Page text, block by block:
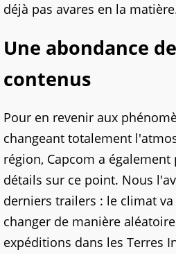
déjà pas avares en la
Une abondance
contenus
Pour en revenir aux
changeant totalement
région, Capcom a
détails sur ce point. Nous
derniers trailers : le climat
changer de manière
expéditions dans les Terres